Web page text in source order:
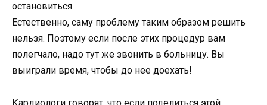
остановиться.
Естественно, саму проблему таким образом решить
нельзя. Поэтому если после этих процедур вам
полегчало, надо тут же звонить в больницу. Вы
выиграли время, чтобы до нее доехать!
Кардиологи говорят, что если поделиться этой